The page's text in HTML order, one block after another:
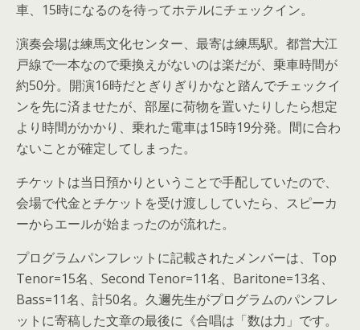
車、15時になるのを待ってホテルにチェックイン。
演奏会場は練馬文化センター、最寄は練馬駅。都営大江
戸線で一本なので乗換えがないのは楽だが、乗車時間が
約50分。開演16時だとぎりぎりかなと踏んでチェックイ
ンを先に済ませたが、部屋に荷物を置いたりしたら想定
より時間がかかり、乗れた電車は15時19分発。間に合わ
ないことが確定してしまった。
チケットは当日預かりということで手配していたので、
会場で代金とチケットを受け渡ししていたら、スピーカ
ーからエールが始まったのが流れた。
プログラムパンフレットに記載されたメンバーは、Top
Tenor=15名、Second Tenor=11名、Baritone=13名、
Bass=11名、計50名。久邇先生がプログラムのパンフレ
ットに寄稿した文章の最後に《合唱は「数は力」です。